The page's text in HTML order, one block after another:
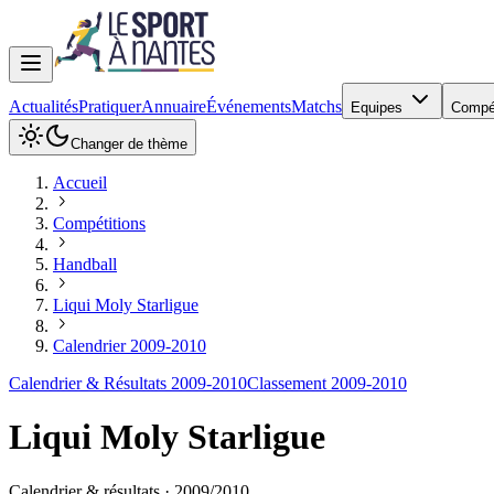
ActualitésPratiquerAnnuaireÉvénementsMatchs Equipes
Changer de thème
Accueil
Compétitions
Handball
Liqui Moly Starligue
Calendrier 2009-2010
Calendrier & Résultats 2009-2010Classement 2009-2010
Liqui Moly Starligue